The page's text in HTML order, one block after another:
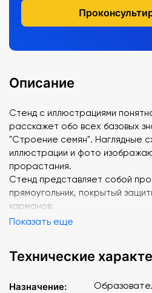
Описание
Стенд с иллюстрациями
расскажет обо всех базовых
"Строение семян". Наглядные
иллюстрации и фото
прорастания.
Стенд представляет собой
прямоугольник, покрытый
карманов.
Показать еще
Технические
Назначение: